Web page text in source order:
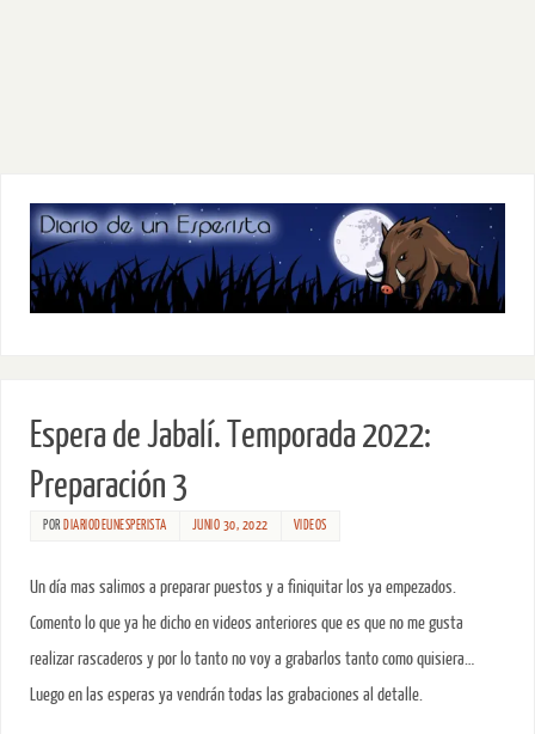
Espera de Jabalí. Temporada 2022:
Preparación 3
POR DIARIODEUNESPERISTA JUNIO 30, 2022 VIDEOS
Un día mas salimos a preparar puestos y a finiquitar los ya empezados.
Comento lo que ya he dicho en videos anteriores que es que no me gusta
realizar rascaderos y por lo tanto no voy a grabarlos tanto como quisiera…
Luego en las esperas ya vendrán todas las grabaciones al detalle.